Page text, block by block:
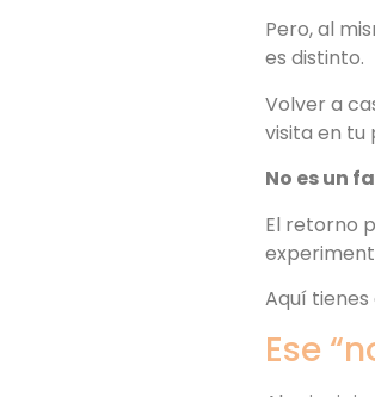
Pero, al
es distinto.
Volver a
visita en tu
No es un
El retorno
Aquí
Ese